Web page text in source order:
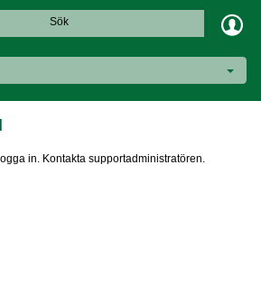
Sök
in. Kontakta supportadministratören.